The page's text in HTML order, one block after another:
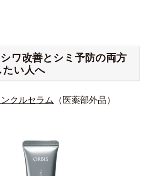
シワ改善とシミ予防の両方
い人へ
クルセラム （医薬部外品）